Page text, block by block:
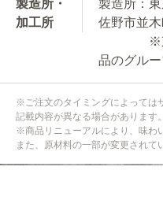
製造所・
加工所
製造所：
佐野市並
※東京
品のグルー
※ご注文のタイミングによっては
記載内容が異なる場合があります。
※商品リニューアルにより、味わ
また、原材料の一部が変更されて